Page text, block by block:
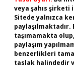
veya şahıs şirketi
Sitede yalnızca
taşımamakta
paylaşım
benzerlikleri
taslak halindedir